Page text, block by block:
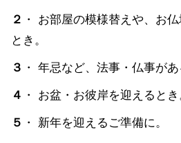
２ ・ お部屋の模様替えや、お
とき。
３ ・ 年忌など、法事・仏事があ
４ ・ お盆・お彼岸を迎えるとき
５ ・ 新年を迎えるご準備に。